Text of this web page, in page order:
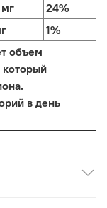
24%
1%
объем
в день